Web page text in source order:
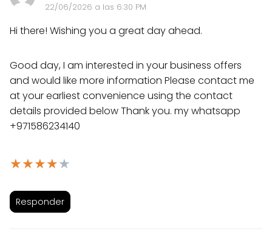
22/06/2026 a las 6:30 PM
Hi there! Wishing you a great day ahead.
Good day, I am interested in your business offers
and would like more information Please contact me
at your earliest convenience using the contact
details provided below Thank you. my whatsapp
+971586234140
★★★★★
Responder